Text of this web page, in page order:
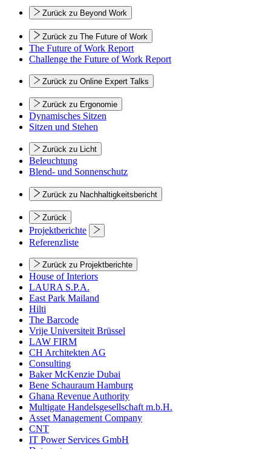
Zurück zu Beyond Work
Zurück zu The Future of Work
The Future of Work Report
Challenge the Future of Work Report
Zurück zu Online Expert Talks
Zurück zu Ergonomie
Dynamisches Sitzen
Sitzen und Stehen
Zurück zu Licht
Beleuchtung
Blend- und Sonnenschutz
Zurück zu Nachhaltigkeitsbericht
Zurück
Projektberichte
Referenzliste
Zurück zu Projektberichte
House of Interiors
LAURA S.P.A.
East Park Mailand
Hilti
The Barcode
Vrije Universiteit Brüssel
LAW FIRM
CH Architekten AG
Consulting
Baker McKenzie Dubai
Bene Schauraum Hamburg
Ghana Revenue Authority
Multigate Handelsgesellschaft m.b.H.
Asset Management Company
CNT
IT Power Services GmbH